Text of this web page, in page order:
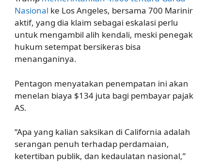
Nasional ke Los Angeles, bersama 700 Marinir
aktif, yang dia klaim sebagai eskalasi perlu
untuk mengambil alih kendali, meski penegak
hukum setempat bersikeras bisa
menanganinya.
Pentagon menyatakan penempatan ini akan
menelan biaya $134 juta bagi pembayar pajak
AS.
“Apa yang kalian saksikan di California adalah
serangan penuh terhadap perdamaian,
ketertiban publik, dan kedaulatan nasional,”